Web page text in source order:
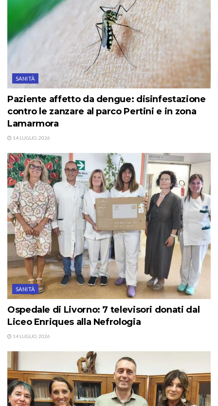
SANITÀ
Paziente affetto da dengue: disinfestazione
contro le zanzare al parco Pertini e in zona
Lamarmora
14 LUGLIO, 2026
SANITÀ
Ospedale di Livorno: 7 televisori donati dal
Liceo Enriques alla Nefrologia
14 LUGLIO, 2026